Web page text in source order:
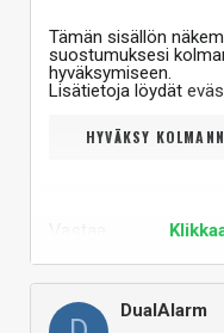
Tämän sisällön
suostumuksesi
hyväksymiseen.
Lisätietoja löydät
HYVÄKSY
DualAlarm